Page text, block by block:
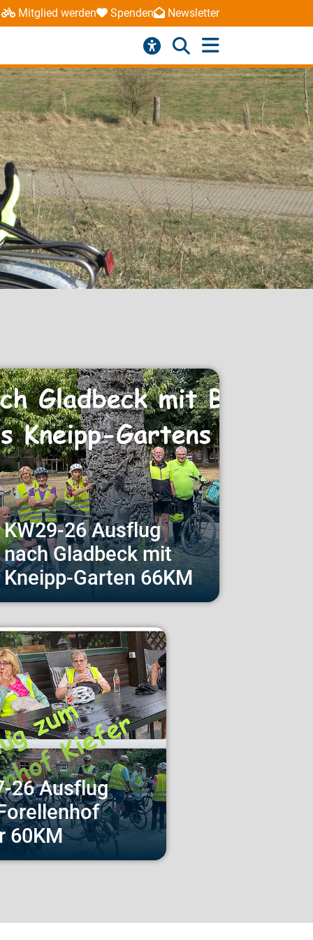
Mitglied werden Spenden Newsletter
KW29-26 Ausflug
nach Gladbeck mit
Kneipp-Garten 66KM
26 Ausflug
60KM